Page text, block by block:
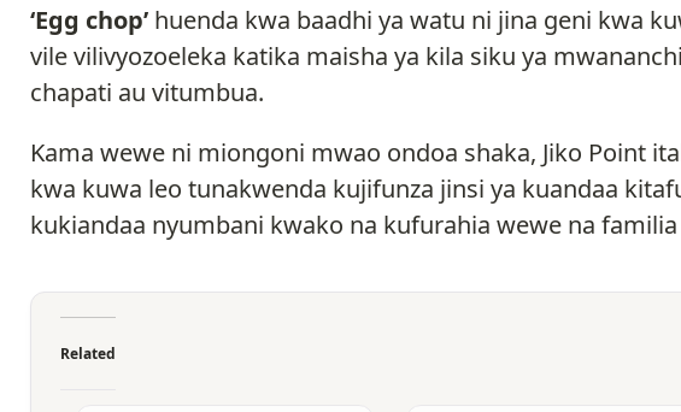
‘Egg chop’ huenda kwa baadhi ya watu ni jina geni kwa
vile vilivyozoeleka katika maisha ya kila siku ya
chapati au vitumbua.
Kama wewe ni miongoni mwao ondoa shaka, Jiko Point
kwa kuwa leo tunakwenda kujifunza jinsi ya kuandaa
kukiandaa nyumbani kwako na kufurahia wewe na familia
Related